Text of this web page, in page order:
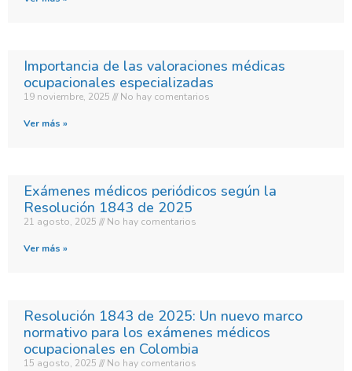
Importancia de las valoraciones médicas
ocupacionales especializadas
19 noviembre, 2025 No hay comentarios
Ver más »
Exámenes médicos periódicos según la
Resolución 1843 de 2025
21 agosto, 2025 No hay comentarios
Ver más »
Resolución 1843 de 2025: Un nuevo marco
normativo para los exámenes médicos
ocupacionales en Colombia
15 agosto, 2025 No hay comentarios